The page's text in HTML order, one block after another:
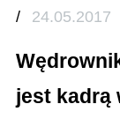
/
24.05.2017
jest kadrą